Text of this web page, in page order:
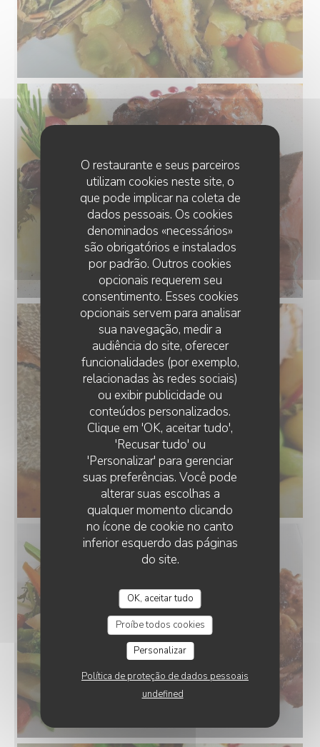
O restaurante e seus parceiros
utilizam cookies neste site, o
que pode implicar na coleta de
dados pessoais. Os cookies
denominados «necessários»
são obrigatórios e instalados
por padrão. Outros cookies
opcionais requerem seu
consentimento. Esses cookies
opcionais servem para analisar
sua navegação, medir a
audiência do site, oferecer
funcionalidades (por exemplo,
relacionadas às redes sociais)
ou exibir publicidade ou
conteúdos personalizados.
Clique em 'OK, aceitar tudo',
'Recusar tudo' ou
'Personalizar' para gerenciar
suas preferências. Você pode
alterar suas escolhas a
qualquer momento clicando
no ícone de cookie no canto
inferior esquerdo das páginas
do site.
OK, aceitar tudo
Proíbe todos cookies
Personalizar
Política de proteção de dados pessoais
undefined